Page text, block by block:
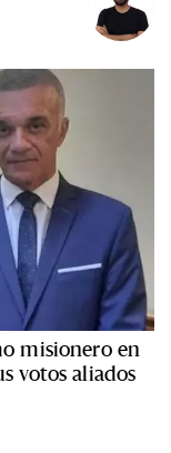
misionero en
votos aliados